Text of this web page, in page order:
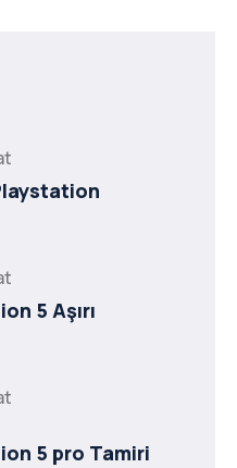
5 Aşırı
5 pro Tamiri